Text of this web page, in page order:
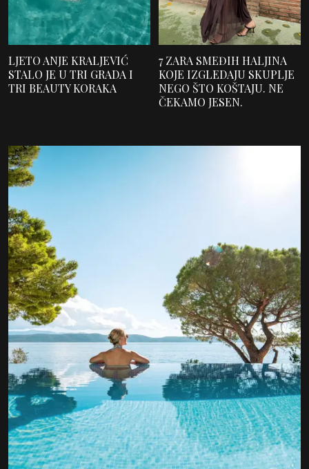
LJETO ANJE KRALJEVIĆ
STALO JE U TRI GRADA I
TRI BEAUTY KORAKA
7 ZARA SMEĐIH HALJINA
KOJE IZGLEDAJU SKUPLJE
NEGO ŠTO KOŠTAJU. NE
ČEKAMO JESEN.